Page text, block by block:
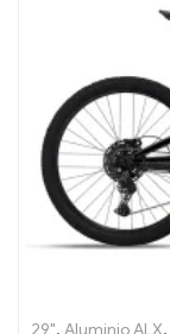
29", Aluminio ALX,